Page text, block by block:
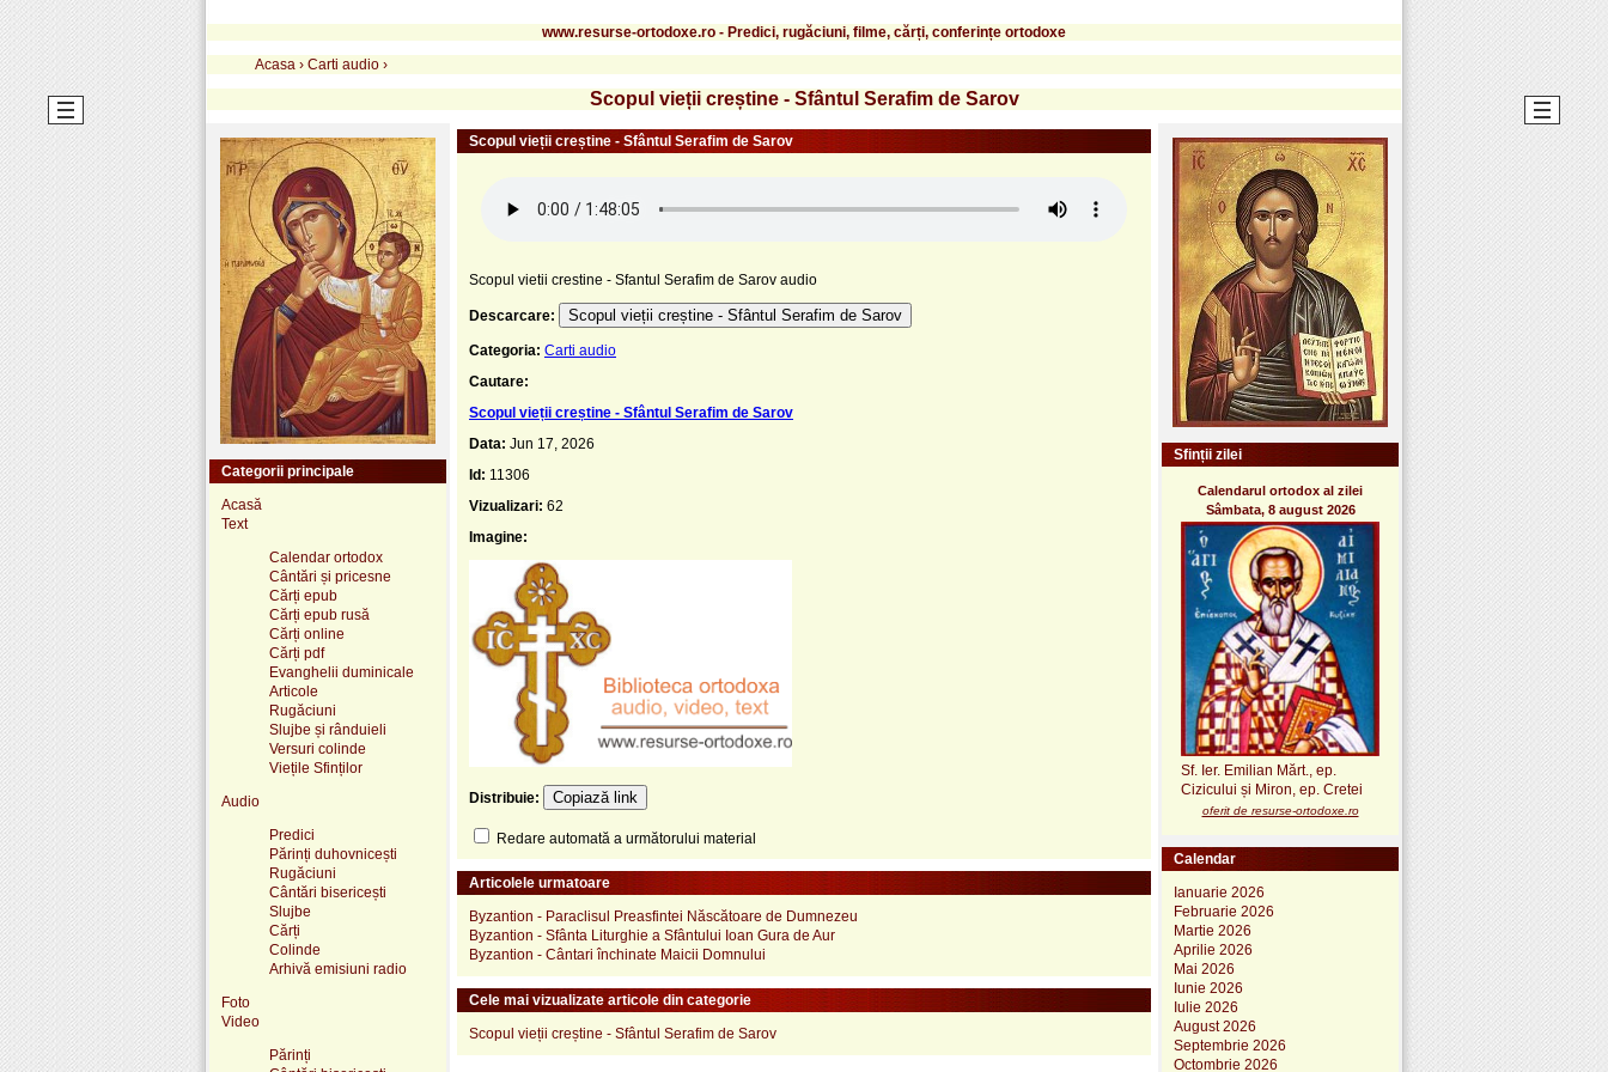
www.resurse-ortodoxe.ro - Predici, rugăciuni, filme, cărți, conferințe ortodoxe
Acasa › Carti audio ›
Scopul vieții creștine - Sfântul Serafim de Sarov
Scopul vieții creștine - Sfântul Serafim de Sarov
Scopul vietii crestine - Sfantul Serafim de Sarov audio
Descarcare: Scopul vieții creștine - Sfântul Serafim de Sarov
Categoria: Carti audio
Cautare:
Scopul vieții creștine - Sfântul Serafim de Sarov
Data: Jun 17, 2026
Id: 11306
Vizualizari: 62
Imagine:
Distribuie: Copiază link
Redare automată a următorului material
Articolele urmatoare
Byzantion - Paraclisul Preasfintei Născătoare de Dumnezeu
Byzantion - Sfânta Liturghie a Sfântului Ioan Gura de Aur
Byzantion - Cântari închinate Maicii Domnului
Cele mai vizualizate articole din categorie
Scopul vieții creștine - Sfântul Serafim de Sarov
Categorii principale
Acasă
Text
Calendar ortodox
Cântări și pricesne
Cărți epub
Cărți epub rusă
Cărți online
Cărți pdf
Evanghelii duminicale
Articole
Rugăciuni
Slujbe și rânduieli
Versuri colinde
Viețile Sfinților
Audio
Predici
Părinți duhovnicești
Rugăciuni
Cântări bisericești
Slujbe
Cărți
Colinde
Arhivă emisiuni radio
Foto
Video
Părinți
Sfinții zilei
Calendarul ortodox al zilei
Sâmbata, 8 august 2026
Sf. Ier. Emilian Mărt., ep.
Cizicului și Miron, ep. Cretei
oferit de resurse-ortodoxe.ro
Calendar
Ianuarie 2026
Februarie 2026
Martie 2026
Aprilie 2026
Mai 2026
Iunie 2026
Iulie 2026
August 2026
Septembrie 2026
Octombrie 2026